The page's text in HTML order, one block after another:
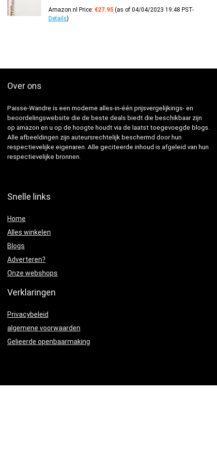
Amazon.nl Price: €27.95 (as of 04/04/2023 19:48 PST-
Details)
Over ons
Paisse-Wandre is een moderne alles-in-één prijsvergelijkings- en
beoordelingswebsite die de beste deals biedt die beschikbaar zijn
op amazon en u op de hoogte houdt via de laatst toegevoegde blogs.
Alle afbeeldingen zijn auteursrechtelijk beschermd door hun
respectievelijke eigenaren. Alle geciteerde inhoud is afgeleid van hun
respectievelijke bronnen.
Snelle links
Home
Alles winkelen
Blogs
Adverteren?
Onze webshops
Verklaringen
Privacybeleid
algemene voorwaarden
Gelieerde openbaarmaking